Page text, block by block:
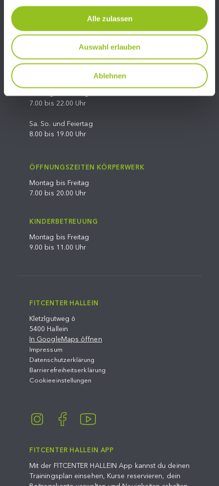
Alle zulassen
Auswahl erlauben
Ablehnen
06245/81324
info@fit-center-hallein.at
ÖFFNUNGSZEITEN FITCENTER HALLEIN
7.00 bis 22.00 Uhr
Sa. So. und Feiertag
8.00 bis 19.00 Uhr
ÖFFNUNGSZEITEN KÖRPERWERK
Montag bis Freitag
7.00 bis 20.00 Uhr
KINDERBETREUUNG
Montag bis Freitag
9.00 bis 11.00 Uhr
FITCENTER HALLEIN
Kletzlgutweg 6
5400 Hallein
In GoogleMaps öffnen
Impressum
Datenschutzerklärung
Barrierefreiheitserklärung
Cookieeinstellungen
FITCENTER HALLEIN APP
Mit der FITCENTER HALLEIN App kannst du deinen
Trainingsplan einsehen, Kurse reservieren, dein